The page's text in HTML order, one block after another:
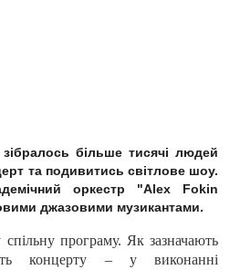
більше тисячі людей
та подивитись світлове шоу.
оркестр "Alex Fokin
джазовими музикантами.
програму. Як зазначають
концерту – у виконанні